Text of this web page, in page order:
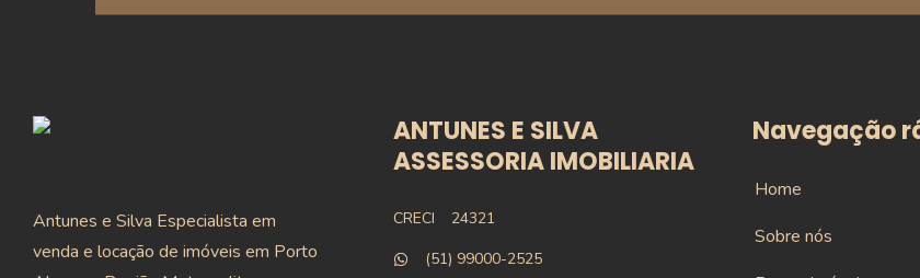
Antunes e Silva Especialista em
venda e locação de imóveis em Porto
ANTUNES E SILVA
ASSESSORIA IMOBILIARIA
CRECI
24321
(51) 99000-2525
Navegação
Home
Sobre nós